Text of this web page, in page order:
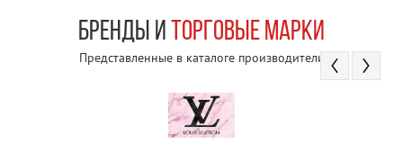
БРЕНДЫ И ТОРГОВЫЕ МАРКИ
Представленные в каталоге производители